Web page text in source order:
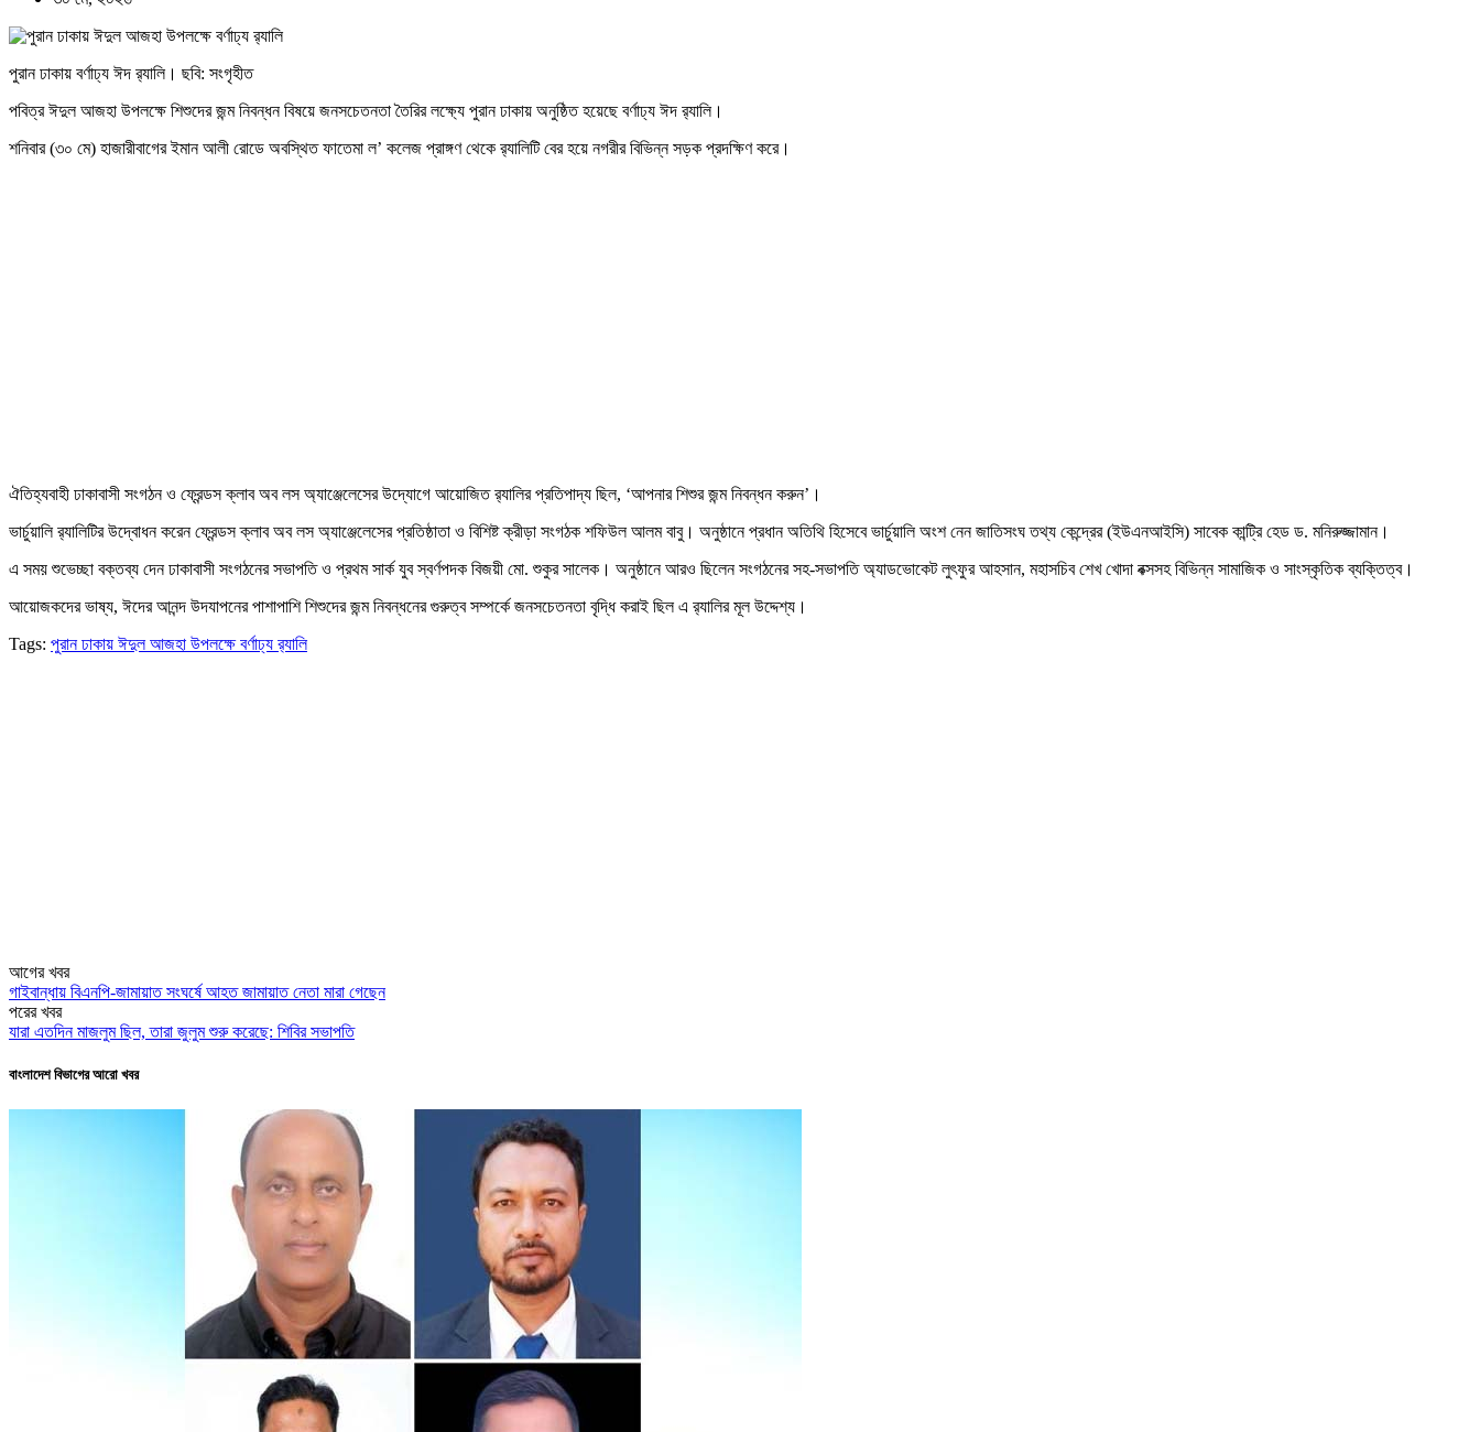
পুরান ঢাকায় বর্ণাঢ্য ঈদ র‌্যালি। ছবি: সংগৃহীত
পবিত্র ঈদুল আজহা উপলক্ষে শিশুদের জন্ম নিবন্ধন বিষয়ে জনসচেতনতা তৈরির লক্ষ্যে পুরান ঢাকায় অনুষ্ঠিত হয়েছে বর্ণাঢ্য ঈদ র‌্যালি।
শনিবার (৩০ মে) হাজারীবাগের ইমান আলী রোডে অবস্থিত ফাতেমা ল’ কলেজ প্রাঙ্গণ থেকে র‌্যালিটি বের হয়ে নগরীর বিভিন্ন সড়ক প্রদক্ষিণ করে।
ঐতিহ্যবাহী ঢাকাবাসী সংগঠন ও ফ্রেন্ডস ক্লাব অব লস অ্যাঞ্জেলেসের উদ্যোগে আয়োজিত র‌্যালির প্রতিপাদ্য ছিল, ‘আপনার শিশুর জন্ম নিবন্ধন করুন’।
ভার্চুয়ালি র‌্যালিটির উদ্বোধন করেন ফ্রেন্ডস ক্লাব অব লস অ্যাঞ্জেলেসের প্রতিষ্ঠাতা ও বিশিষ্ট ক্রীড়া সংগঠক শফিউল আলম বাবু। অনুষ্ঠানে প্রধান অতিথি হিসেবে ভার্চুয়ালি অংশ নেন জাতিসংঘ তথ্য কেন্দ্রের (ইউএনআইসি) সাবেক কান্ট্রি হেড ড. মনিরুজ্জামান।
এ সময় শুভেচ্ছা বক্তব্য দেন ঢাকাবাসী সংগঠনের সভাপতি ও প্রথম সার্ক যুব স্বর্ণপদক বিজয়ী মো. শুকুর সালেক। অনুষ্ঠানে আরও ছিলেন সংগঠনের সহ-সভাপতি অ্যাডভোকেট লুৎফুর আহসান, মহাসচিব শেখ খোদা বক্সসহ বিভিন্ন সামাজিক ও সাংস্কৃতিক ব্যক্তিত্ব।
আয়োজকদের ভাষ্য, ঈদের আনন্দ উদযাপনের পাশাপাশি শিশুদের জন্ম নিবন্ধনের গুরুত্ব সম্পর্কে জনসচেতনতা বৃদ্ধি করাই ছিল এ র‌্যালির মূল উদ্দেশ্য।
Tags: পুরান ঢাকায় ঈদুল আজহা উপলক্ষে বর্ণাঢ্য র‌্যালি
আগের খবর
গাইবান্ধায় বিএনপি-জামায়াত সংঘর্ষে আহত জামায়াত নেতা মারা গেছেন
পরের খবর
যারা এতদিন মাজলুম ছিল, তারা জুলুম শুরু করেছে: শিবির সভাপতি
বাংলাদেশ বিভাগের আরো খবর